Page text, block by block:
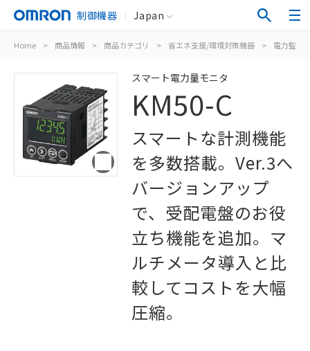
制御機器 Japan
Home > 商品情報 > 商品カテゴリ > 省エネ支援/環境対策機器 > 電力監視
スマート電力量モニタ
KM50-C
スマートな計測機能
を多数搭載。Ver.3へ
バージョンアップ
で、受配電盤のお役
立ち機能を追加。マ
ルチメータ導入と比
較してコストを大幅
圧縮。